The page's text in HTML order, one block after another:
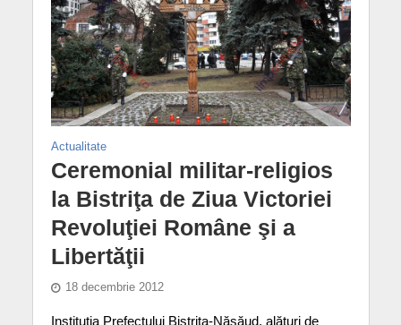
Actualitate
Ceremonial militar-religios
la Bistriţa de Ziua Victoriei
Revoluţiei Române şi a
Libertăţii
18 decembrie 2012
Instituţia Prefectului Bistriţa-Năsăud, alături de